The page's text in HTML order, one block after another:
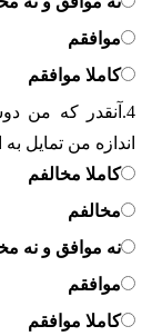
موافقم
کاملا موافقم
4. آنقدر که من
اندازه من تمایل به
کاملا مخالفم
مخالفم
نه موافق و نه
موافقم
کاملا موافقم